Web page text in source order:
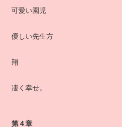
可愛い園児
優しい先生方
翔
凄く幸せ。
第４章